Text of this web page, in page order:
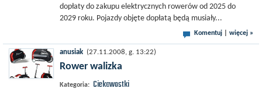
dopłaty do zakupu elektrycznych rowerów od 2025 do
2029 roku. Pojazdy objęte dopłatą będą musiały...
Komentuj więcej »
anusiak (27.11.2008, g. 13:22)
Rower walizka
Kategoria: Ciekawostki